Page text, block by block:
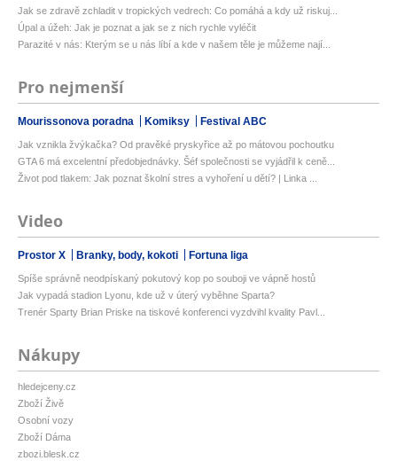
Jak se zdravě zchladit v tropických vedrech: Co pomáhá a kdy už riskuj...
Úpal a úžeh: Jak je poznat a jak se z nich rychle vyléčit
Parazité v nás: Kterým se u nás líbí a kde v našem těle je můžeme nají...
Pro nejmenší
Mourissonova poradna Komiksy Festival ABC
Jak vznikla žvýkačka? Od pravěké pryskyřice až po mátovou pochoutku
GTA 6 má excelentní předobjednávky. Šéf společnosti se vyjádřil k ceně...
Život pod tlakem: Jak poznat školní stres a vyhoření u dětí? | Linka ...
Video
Prostor X Branky, body, kokoti Fortuna liga
Spíše správně neodpískaný pokutový kop po souboji ve vápně hostů
Jak vypadá stadion Lyonu, kde už v úterý vyběhne Sparta?
Trenér Sparty Brian Priske na tiskové konferenci vyzdvihl kvality Pavl...
Nákupy
hledejceny.cz
Zboží Živě
Osobní vozy
Zboží Dáma
zbozi.blesk.cz